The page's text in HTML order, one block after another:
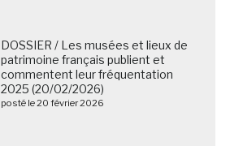
DOSSIER / Les musées et lieux de
patrimoine français publient et
commentent leur fréquentation
2025 (20/02/2026)
posté le 20 février 2026